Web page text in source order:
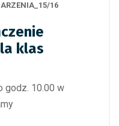
16
klas
godz. 10.00 w